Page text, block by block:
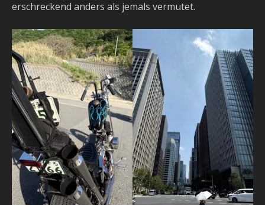
erschreckend anders als jemals vermutet.